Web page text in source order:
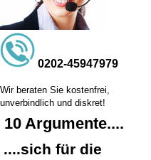
0202-45947979
Wir beraten Sie kostenfrei,
unverbindlich und diskret!
10 Argumente....
....sich für die